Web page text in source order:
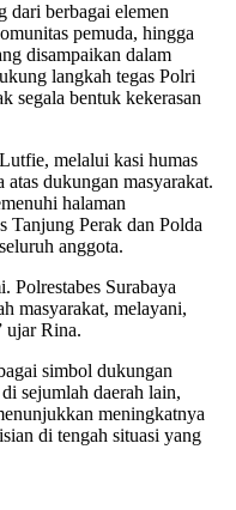
dari berbagai elemen
pemuda, hingga
disampaikan dalam
langkah tegas Polri
segala bentuk kekerasan
melalui kasi humas
dukungan masyarakat.
halaman
Tanjung Perak dan Polda
anggota.
Polrestabes Surabaya
masyarakat, melayani,
ujar Rina.
simbol dukungan
sejumlah daerah lain,
meningkatnya
di tengah situasi yang